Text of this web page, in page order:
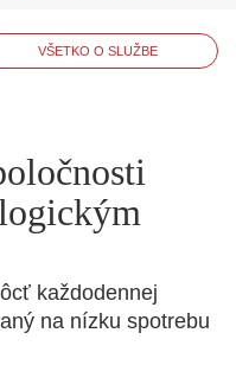
VŠETKO O SLUŽBE
každodennej
na nízku spotrebu